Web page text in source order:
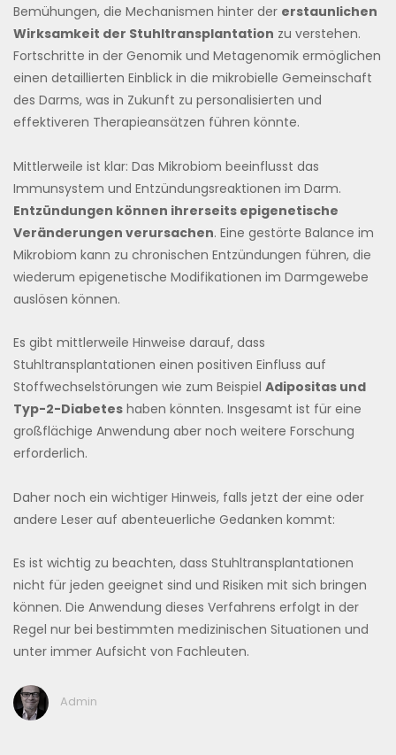
Bemühungen, die Mechanismen hinter der erstaunlichen
Wirksamkeit der Stuhltransplantation zu verstehen.
Fortschritte in der Genomik und Metagenomik ermöglichen
einen detaillierten Einblick in die mikrobielle Gemeinschaft
des Darms, was in Zukunft zu personalisierten und
effektiveren Therapieansätzen führen könnte.
Mittlerweile ist klar: Das Mikrobiom beeinflusst das
Immunsystem und Entzündungsreaktionen im Darm.
Entzündungen können ihrerseits epigenetische
Veränderungen verursachen. Eine gestörte Balance im
Mikrobiom kann zu chronischen Entzündungen führen, die
wiederum epigenetische Modifikationen im Darmgewebe
auslösen können.
Es gibt mittlerweile Hinweise darauf, dass
Stuhltransplantationen einen positiven Einfluss auf
Stoffwechselstörungen wie zum Beispiel Adipositas und
Typ-2-Diabetes haben könnten. Insgesamt ist für eine
großflächige Anwendung aber noch weitere Forschung
erforderlich.
Daher noch ein wichtiger Hinweis, falls jetzt der eine oder
andere Leser auf abenteuerliche Gedanken kommt:
Es ist wichtig zu beachten, dass Stuhltransplantationen
nicht für jeden geeignet sind und Risiken mit sich bringen
können. Die Anwendung dieses Verfahrens erfolgt in der
Regel nur bei bestimmten medizinischen Situationen und
unter immer Aufsicht von Fachleuten.
Admin